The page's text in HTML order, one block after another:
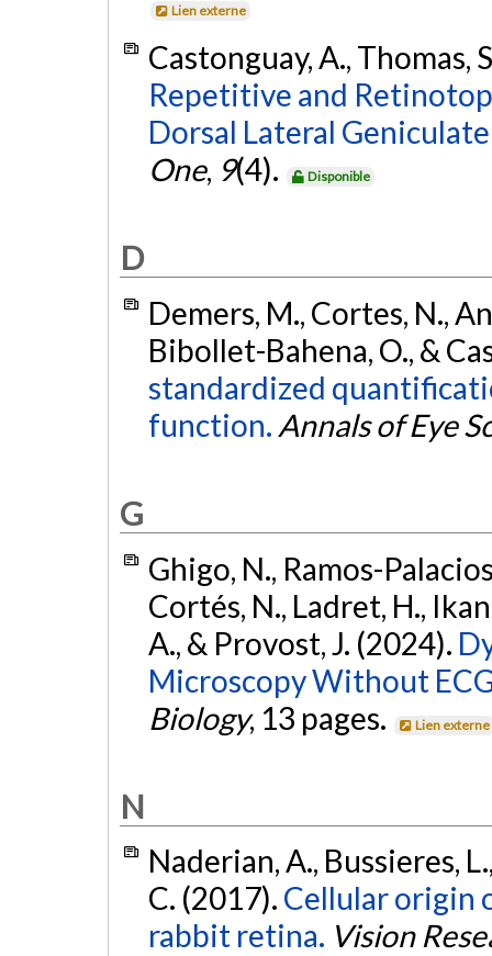
Lien externe
Castonguay, A., Thomas,
Repetitive and
Dorsal Lateral
One, 9(4). Disponible
D
Demers, M., Cortes, N.,
Bibollet-Bahena, O., &
standardized
function. Annals of Eye
G
Ghigo, N., Ramos-
Cortés, N., Ladret, H.,
A., & Provost, J. (2024).
Microscopy Without
Biology, 13 pages. Lien externe
N
Naderian, A., Bussieres,
C. (2017). Cellular origin
rabbit retina. Vision